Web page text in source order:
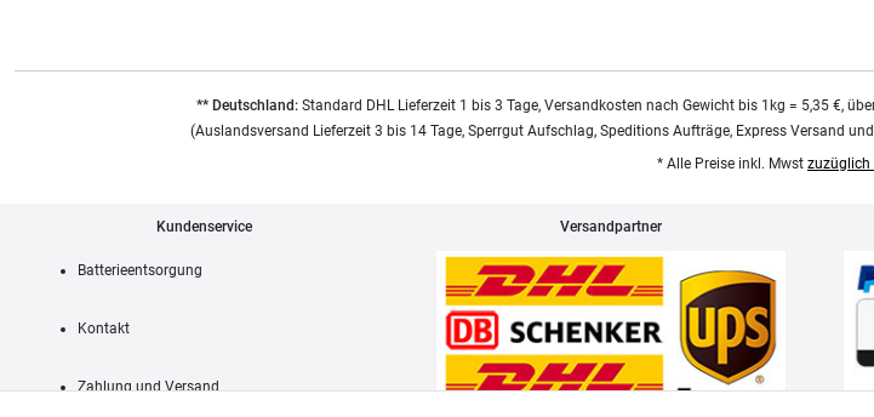
** Deutschland:Standard DHL Lieferzeit 1 bis 3 Tage, Versandkosten nach Gewicht bis 1kg = 5,35 €,
(Auslandsversand Lieferzeit 3 bis 14 Tage, Sperrgut Aufschlag, Speditions Aufträge, Express Versand
* Alle Preise inkl. Mwst zuzüglich
Kundenservice
Batterieentsorgung
Kontakt
Zahlung und Versand
Versandpartner